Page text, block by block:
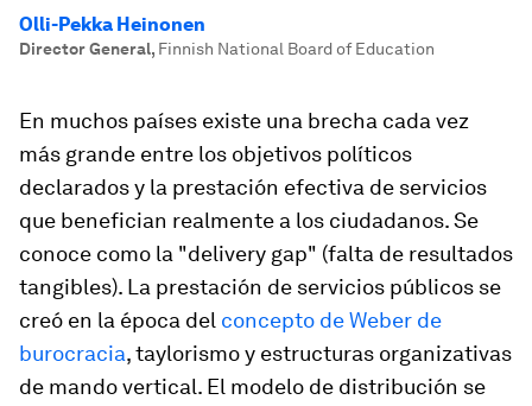
Olli-Pekka Heinonen
Director General, Finnish National Board of Education
En muchos países existe una brecha cada vez
más grande entre los objetivos políticos
declarados y la prestación efectiva de servicios
que benefician realmente a los ciudadanos. Se
conoce como la "delivery gap" (falta de resultados
tangibles). La prestación de servicios públicos se
creó en la época del concepto de Weber de
burocracia, taylorismo y estructuras organizativas
de mando vertical. El modelo de distribución se